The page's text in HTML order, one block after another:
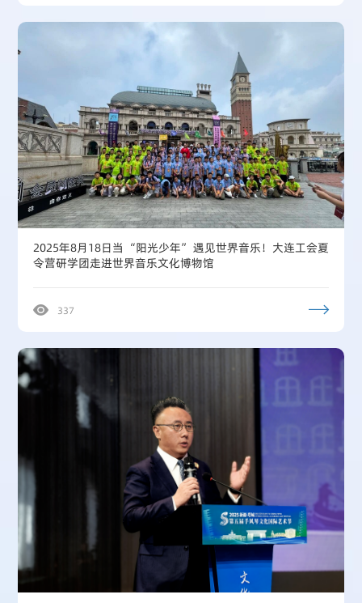
2025年8月18日当 “阳光少年” 遇见世界音乐！大连工会夏
令营研学团走进世界音乐文化博物馆
337